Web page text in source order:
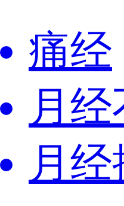
痛经
月
月